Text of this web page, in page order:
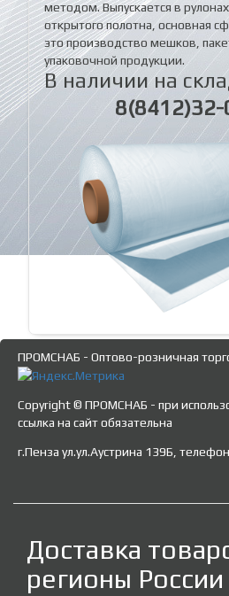
методом. Выпускается в
открытого полотна, основная
это производство мешков,
упаковочной продукции.
В наличии на
8(8412)32-
ПРОМСНАБ - Оптово-розничная
Copyright © ПРОМСНАБ - при
ссылка на сайт обязательна
г.Пенза ул.ул.Аустрина 139Б,
Доставка
регионы России